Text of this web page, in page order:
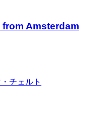
Amsterdam
チェルト